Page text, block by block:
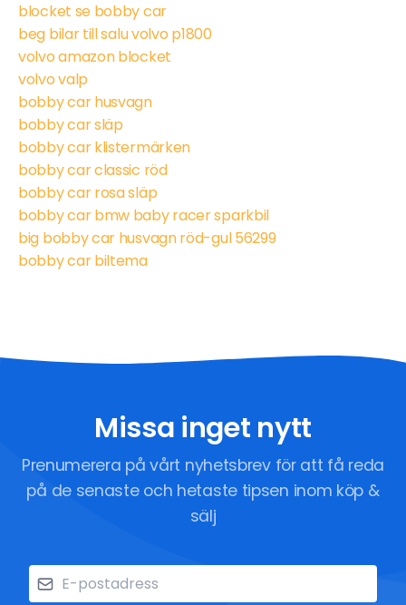
blocket se bobby car
beg bilar till salu volvo p1800
volvo amazon blocket
volvo valp
bobby car husvagn
bobby car släp
bobby car klistermärken
bobby car classic röd
bobby car rosa släp
bobby car bmw baby racer sparkbil
big bobby car husvagn röd-gul 56299
bobby car biltema
Missa inget nytt
Prenumerera på vårt nyhetsbrev för att få reda
på de senaste och hetaste tipsen inom köp &
sälj